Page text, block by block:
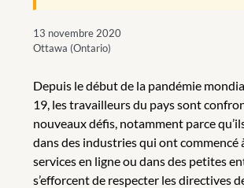
13 novembre 2020
Ottawa (Ontario)
Depuis le début de la pandémie
19, les travailleurs du pays sont
nouveaux défis, notamment parce
dans des industries qui ont commencé
services en ligne ou dans des petites
s’efforcent de respecter les directives